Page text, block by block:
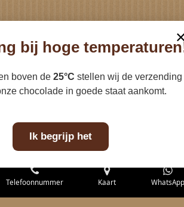
Telefoonnummer Kaart WhatsApp
bij hoge
boven de 25°C stellen wij de verzending
chocolade in goede staat aankomt.
Ik begrijp het